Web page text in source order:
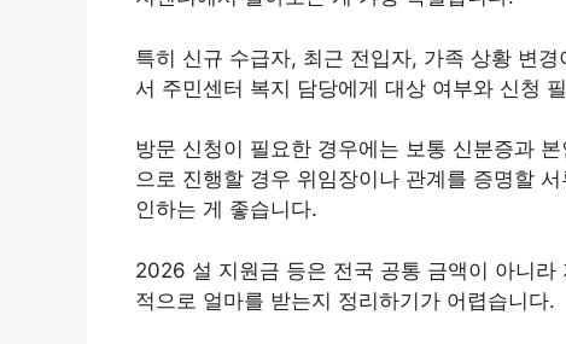
특히 신규 수급자, 최근 전입자, 가족 상황 변
서 주민센터 복지 담당에게 대상 여부와 신청
방문 신청이 필요한 경우에는 보통 신분증과
으로 진행할 경우 위임장이나 관계를 증명할
인하는 게 좋습니다.
2026 설 지원금 등은 전국 공통 금액이 아니
적으로 얼마를 받는지 정리하기가 어렵습니다.